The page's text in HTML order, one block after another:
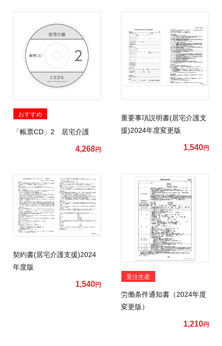
おすすめ
「帳票CD」2 居宅介護
4,268円
重要事項説明書(居宅介護支
援)2024年度変更版
1,540円
契約書(居宅介護支援)2024
年度版
1,540円
受注生産
労働条件通知書（2024年度
変更版）
1,210円